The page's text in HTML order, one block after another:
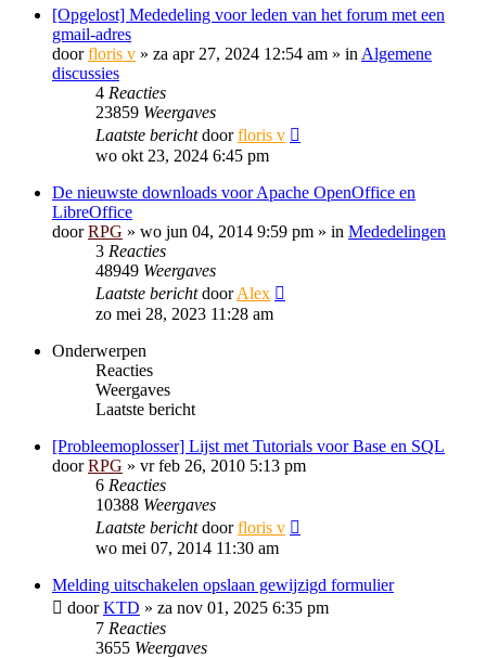
[Opgelost] Mededeling voor leden van het forum met een
gmail-adres
doorfloris v » za apr 27, 2024 12:54 am » in Algemene
discussies
4 Reacties
23859 Weergaves
Laatste berichtdoorfloris v
wo okt 23, 2024 6:45 pm
De nieuwste downloads voor Apache OpenOffice en
LibreOffice
doorRPG » wo jun 04, 2014 9:59 pm » in Mededelingen
3 Reacties
48949 Weergaves
Laatste berichtdoorAlex
zo mei 28, 2023 11:28 am
Onderwerpen
Reacties
Weergaves
Laatste bericht
[Probleemoplosser] Lijst met Tutorials voor Base en SQL
doorRPG » vr feb 26, 2010 5:13 pm
6 Reacties
10388 Weergaves
Laatste berichtdoorfloris v
wo mei 07, 2014 11:30 am
Melding uitschakelen opslaan gewijzigd formulier
doorKTD » za nov 01, 2025 6:35 pm
7 Reacties
3655 Weergaves